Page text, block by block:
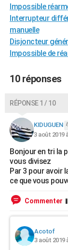
BONS PLANS
CARTE DE VOEUX
Carte de Noël
Carte Bonne année
Carte Saint-Valentin
Carte Pâques
Carte d'anniversaire
DICTIONNAIRE
S'inscrire
Se connecter
Lycées
Collèges
Primaires
Universités
Entreprises
Service militaire
Avis de recherche
AVIS DE DÉCÈS
FORUM
Bricolage
Lifestyle
Culture
Sport
Auto
Television
Voyage
Cinema
Impossible
Interrupteur
manuelle
Disjoncteur
Impossible de
10 réponses
RÉPONSE 1 / 10
KIDUGUEN
3 août 2019
Bonjour en tri la
vous divisez
Par 3 pour avoir
ce que vous
Commenter
Acotof
3 août 2019